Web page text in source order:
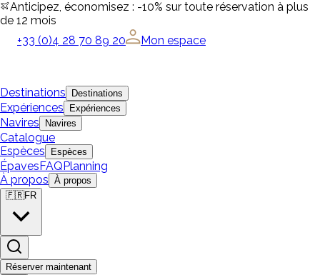
Anticipez, économisez : -10% sur toute réservation à plus
de 12 mois
+33 (0)4 28 70 89 20
Mon espace
Destinations Destinations
Expériences Expériences
Navires Navires
Catalogue
Espèces
Espèces
ÉpavesFAQPlanning
À propos À propos
🇫🇷FR
Réserver maintenant